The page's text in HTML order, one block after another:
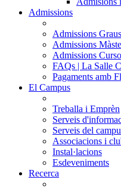
Admissions
Admissions Graus
Admissions
Admissions
FAQs | La Salle
Pagaments amb
El Campus
Treballa i Emprèn
Serveis
Serveis del
Associacions i
Instal·lacions
Esdeveniments
Recerca